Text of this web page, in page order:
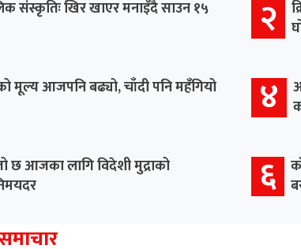
संस्कृतिः खिर खाएर मनाइँदै साउन १५ २
मूल्य आजपनि बढ्यो, चाँदी पनि महँगियो ४
छ आजका लागि विदेशी मुद्राको
६